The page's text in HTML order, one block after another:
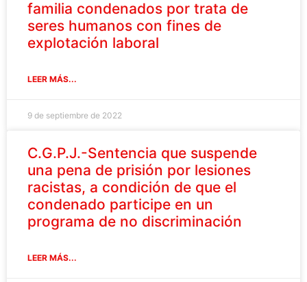
familia condenados por trata de
seres humanos con fines de
explotación laboral
LEER MÁS...
9 de septiembre de 2022
C.G.P.J.-Sentencia que suspende
una pena de prisión por lesiones
racistas, a condición de que el
condenado participe en un
programa de no discriminación
LEER MÁS...